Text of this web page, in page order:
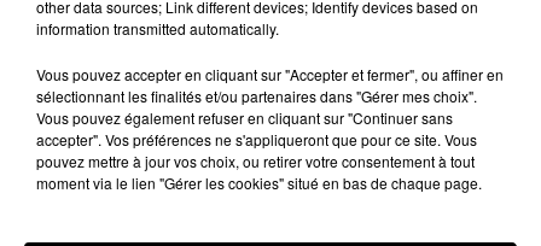
100%
27 juin 2025 - 1 min 15 sec
L'AGENDA DU LOT DU 27/06/2025 À 16H39
other data sources; Link different devices; Identify devices based on
information transmitted automatically.
Vous pouvez accepter en cliquant sur "Accepter et fermer", ou affiner en
sélectionnant les finalités et/ou partenaires dans "Gérer mes choix".
Vous pouvez également refuser en cliquant sur "Continuer sans
accepter". Vos préférences ne s'appliqueront que pour ce site. Vous
pouvez mettre à jour vos choix, ou retirer votre consentement à tout
moment via le lien "Gérer les cookies" situé en bas de chaque page.